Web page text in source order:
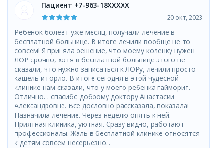
Пациент +7-963-18XXXXX
20 окт, 2023
Ребенок болеет уже месяц, получали лечение в
бесплатной больнице. В итоге лечили вообще не то
совсем! Я приняла решение, что моему коленку нужен
ЛОР срочно, хотя в бесплатной больнице этого не
сказали, что нужно записаться к ЛОРу, лечили просто
кашель и горло. В итоге сегодня в этой чудесной
клинике нам сказали, что у моего ребенка гайморит.
Отлично… спасибо доброму доктору Анастасии
Александровне. Все дословно рассказала, показала!
Назначила лечение. Через неделю опять к ней.
Приятная клиника, уютная. Сразу видно, работают
профессионалы. Жаль в бесплатной клинике относятся
к детям совсем несерьёзно...